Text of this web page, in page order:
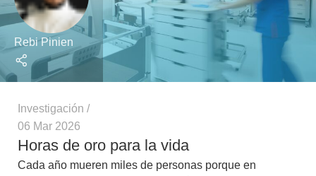
Rebi Pinien
Investigación
06 Mar 2026
Horas de oro para la vida
Cada año mueren miles de personas porque en